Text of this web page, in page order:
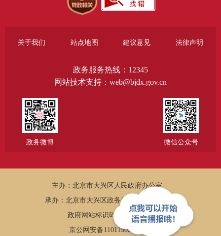
关于我们 站点地图 建议意见 法律声明
政务服务热线：12345
网站技术支持：web@bjdx.gov.cn
政务微博 微信公众号
主办：北京市大兴区人民政府办公室
承办：北京市大兴区政务服务和数据管理局
政府网站标识码：1101150005
京公网安备11011502002502